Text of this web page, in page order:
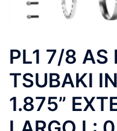
PL1 7/8 AS
TSUBAKI
1.875”